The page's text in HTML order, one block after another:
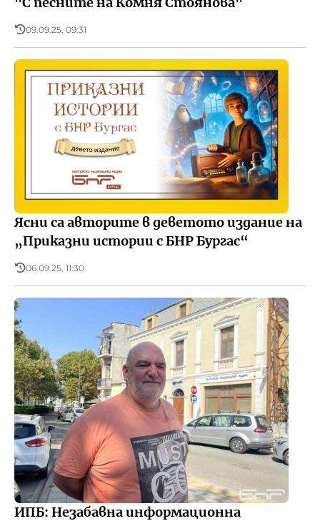
09.09.25, 09:31
Ясни са авторите в деветото издание на
„Приказни истории с БНР Бургас“
06.09.25, 11:30
ИПБ: Незабавна информационна